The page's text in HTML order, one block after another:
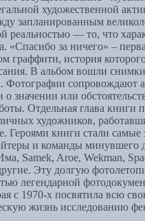
художественной
запланированным
реальностью — то, что
«Спасибо за ничего» –
граффити, история
В альбом вошли
Фотографии сопровождают
значении или
Отдельная глава книги
художников,
Героями книги стали самые
и команды минувшего
Samek, Aroe, Wekman,
Эту долгую
легендарной
с 1970-х посвятила всю
жизнь исследованию